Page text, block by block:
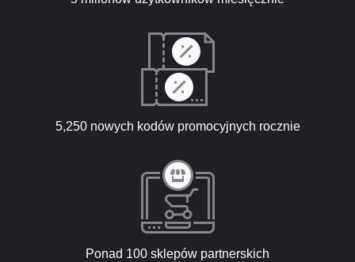
5,250 nowych kodów promocyjnych rocznie
Ponad 100 sklepów partnerskich